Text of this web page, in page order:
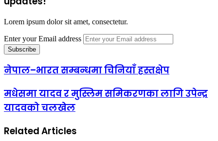
Lorem ipsum dolor sit amet, consectetur.
Enter your Email address
नेपाल–भारत सम्बन्धमा चिनियाँ हस्तक्षेप
मधेसमा यादव र मुस्लिम समिकरणका लागि उपेन्द्र
यादवको चलखेल
Related Articles